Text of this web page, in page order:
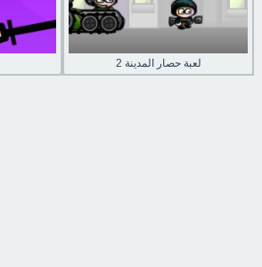
لعبة حصار المدينة 2